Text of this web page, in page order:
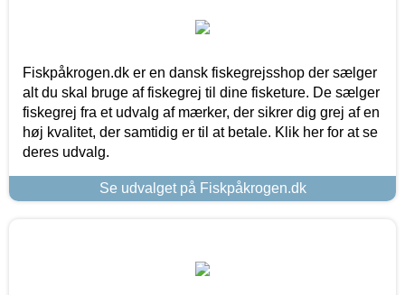
Fiskpåkrogen.dk er en dansk fiskegrejsshop der sælger
alt du skal bruge af fiskegrej til dine fisketure. De sælger
fiskegrej fra et udvalg af mærker, der sikrer dig grej af en
høj kvalitet, der samtidig er til at betale. Klik her for at se
deres udvalg.
Se udvalget på Fiskpåkrogen.dk